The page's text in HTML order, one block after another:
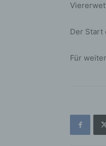
Der Start
Für